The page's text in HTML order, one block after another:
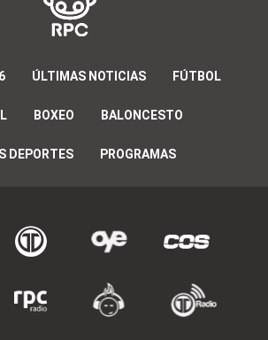
ÚLTIMAS NOTICIAS FÚTBOL
BOXEO BALONCESTO
DEPORTES PROGRAMAS